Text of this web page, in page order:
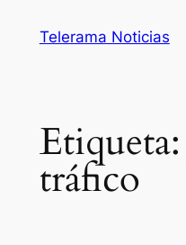
Telerama Noticias
Etiqueta:
tráfico